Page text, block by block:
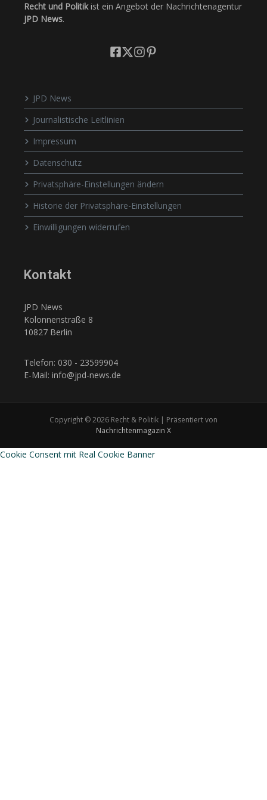
Recht und Politikist ein Angebot der Nachrichtenagentur
JPD News.
JPD News
Journalistische Leitlinien
Impressum
Datenschutz
Privatsphäre-Einstellungen ändern
Historie der Privatsphäre-Einstellungen
Einwilligungen widerrufen
Kontakt
JPD News
Kolonnenstraße 8
10827 Berlin
Telefon: 030 - 23599904
E-Mail: info@jpd-news.de
Copyright © 2026 Recht & Politik | Präsentiert von
Nachrichtenmagazin X
Cookie Consent mit Real Cookie Banner